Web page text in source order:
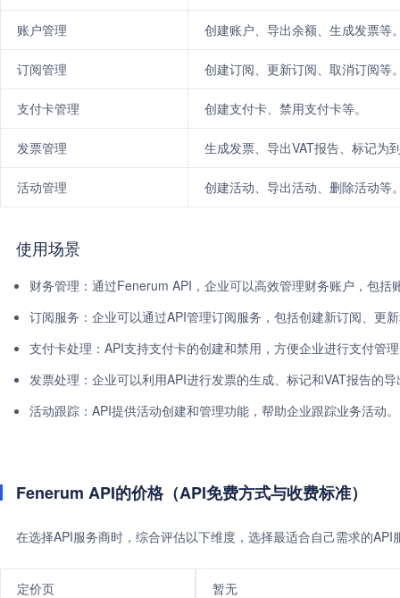
账户管理 创建账户、导出余额、生成发票等
订阅管理 创建订阅、更新订阅、取消订阅等
支付卡管理 创建支付卡、禁用支付卡等。
发票管理 生成发票、导出VAT报告、标记为
活动管理 创建活动、导出活动、删除活动等
使用场景
财务管理：通过Fenerum API，企业可以高效管理财务账户，包括
订阅服务：企业可以通过API管理订阅服务，包括创建新订阅、更
支付卡处理：API支持支付卡的创建和禁用，方便企业进行支付管
发票处理：企业可以利用API进行发票的生成、标记和VAT报告的
活动跟踪：API提供活动创建和管理功能，帮助企业跟踪业务活动。
Fenerum API的价格（API免费方式与收费标准）
在选择API服务商时，综合评估以下维度，选择最适合自己需求的
定价页 暂无